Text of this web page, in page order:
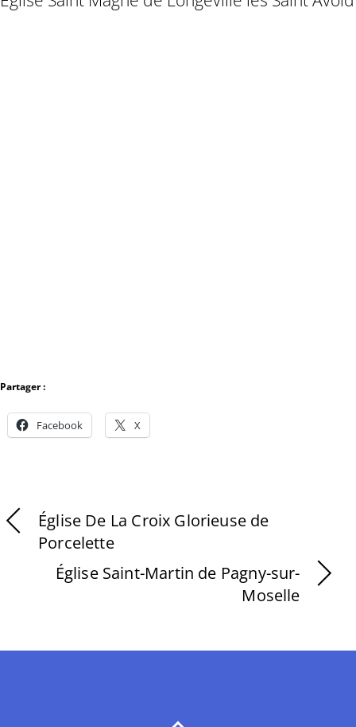
Partager :
Facebook X
Église De La Croix Glorieuse de
Porcelette
Église Saint-Martin de Pagny-sur-
Moselle